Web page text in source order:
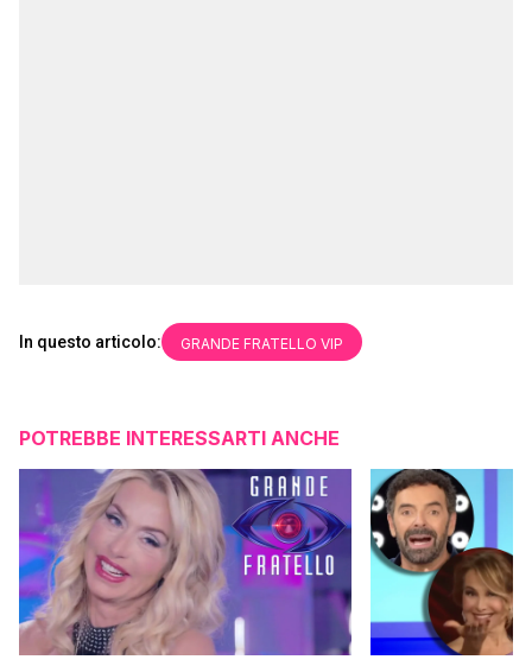
In questo articolo: GRANDE FRATELLO VIP
POTREBBE INTERESSARTI ANCHE